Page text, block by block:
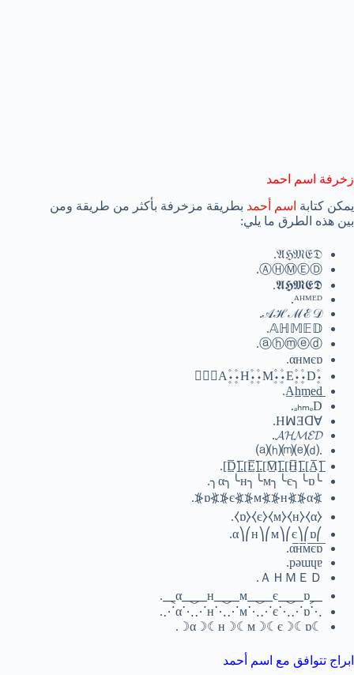
زخرفة اسم احمد
يمكن كتابة اسم أحمد بطريقة مزخرفة بأكثر من طريقة ومن
بين هذه الطرق ما يلي:
𝔄ℌ𝔐𝔈𝔇.
ⒶⒽⓂⒺⒹ.
𝕬𝕳𝕸𝕰𝕯.
ᴬᴴᴹᴱᴰ.
𝒜ℋℳℰ𝒟.
𝔸ℍ𝕄𝔼𝔻.
ⓐⓗⓜⓔⓓ.
αнмєɒ.
۰۪۫A۪۫۰۰۪۫H۪۫۰۰۪۫M۪۫۰۰۪۫E۪۫۰۰۪۫D۪۫۰
ₐₕₘₑD.
∀HꟽƎᗡ.
𝓐𝓗𝓜𝓔𝓓.
.⒜⒣⒨⒠⒟
[̲̅A̲̅].[̲̅H̲̅].[̲̅M̲̅].[̲̅E̲̅].[̲̅D̲̅].
╰α╮╰н╮╰м╮╰є╮╰ɒ╮.
⦕α⦖⦕н⦖⦕м⦖⦕є⦖⦕ɒ⦖.
⧼α⧽⧼н⧽⧼м⧽⧼є⧽⧼ɒ⧽.
⎛α⎞⎛н⎞⎛м⎞⎛є⎞⎛ɒ.
pǝɯɥɐ.
ＡＨＭＥＤ.
⋰α⋱⋰н⋱⋰м⋱⋰є⋱⋰ɒ⋱.
☾α☽☾н☽☾м☽☾є☽☾ɒ☽.
ابراج تتوافق مع اسم أحمد